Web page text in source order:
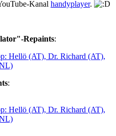
Kanal handyplayer.
Repaints:
Hellö (AT), Dr. Richard (AT),
:
Hellö (AT), Dr. Richard (AT),